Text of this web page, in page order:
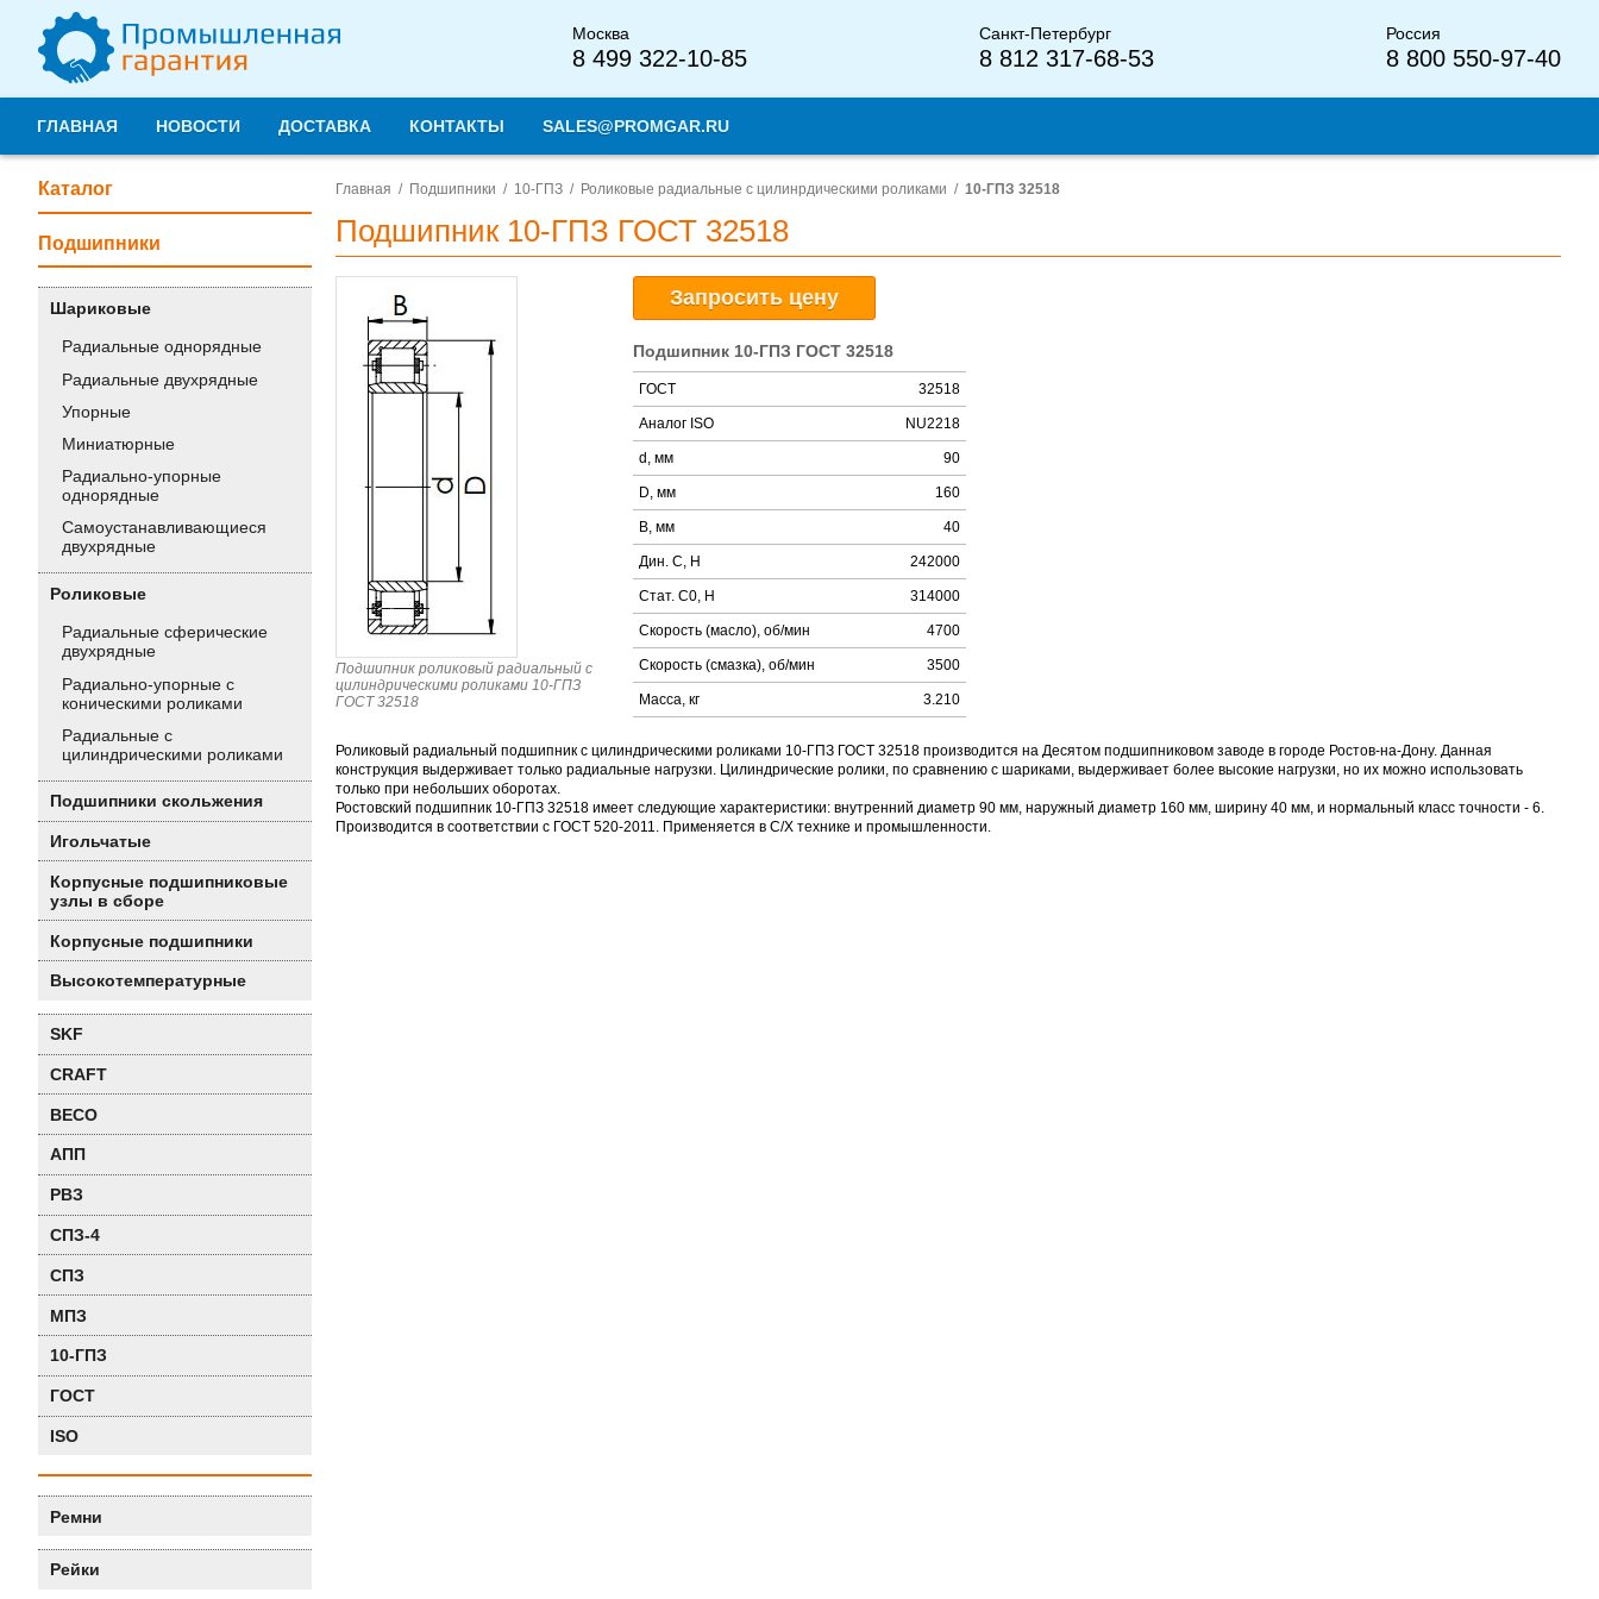
Главная Подшипники 10-ГПЗ Роликовые радиальные с цилинрдическими роликами 10-ГПЗ 32518
Подшипник 10-ГПЗ ГОСТ 32518
Запросить цену
Подшипник роликовый радиальный с
цилиндрическими роликами 10-ГПЗ
ГОСТ 32518
Подшипник 10-ГПЗ ГОСТ 32518
ГОСТ 32518
Аналог ISO NU2218
d, мм 90
D, мм 160
B, мм 40
Дин. C, Н 242000
Стат. C0, Н 314000
Скорость (масло), об/мин 4700
Скорость (смазка), об/мин 3500
Масса, кг 3.210
Роликовый радиальный подшипник с цилиндрическими роликами 10-ГПЗ ГОСТ 32518 производится на Десятом подшипниковом заводе в городе Ростов-на-Дону. Данная
конструкция выдерживает только радиальные нагрузки. Цилиндрические ролики, по сравнению с шариками, выдерживает более высокие нагрузки, но их можно использовать
только при небольших оборотах.
Ростовский подшипник 10-ГПЗ 32518 имеет следующие характеристики: внутренний диаметр 90 мм, наружный диаметр 160 мм, ширину 40 мм, и нормальный класс точности - 6.
Производится в соответствии с ГОСТ 520-2011. Применяется в С/Х технике и промышленности.
Каталог
Подшипники
Шариковые
Радиальные однорядные
Радиальные двухрядные
Упорные
Миниатюрные
Радиально-упорные
однорядные
Самоустанавливающиеся
двухрядные
Роликовые
Радиальные сферические
двухрядные
Радиально-упорные с
коническими роликами
Радиальные с
цилиндрическими роликами
Подшипники скольжения
Игольчатые
Корпусные подшипниковые
узлы в сборе
Корпусные подшипники
Высокотемпературные
SKF
CRAFT
BECO
АПП
РВЗ
СПЗ-4
СПЗ
МПЗ
10-ГПЗ
ГОСТ
ISO
Ремни
Рейки
Москва
8 499 322-10-85
Санкт-Петербург
8 812 317-68-53
Россия
8 800 550-97-40
ГЛАВНАЯ НОВОСТИ ДОСТАВКА КОНТАКТЫ SALES@PROMGAR.RU